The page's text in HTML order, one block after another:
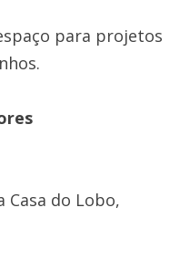
para projetos
do Lobo,